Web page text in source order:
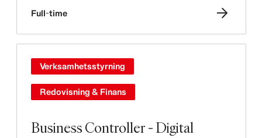
Full-time
Business Controller - Digital
Verksamhetsstyrning
Redovisning & Finans